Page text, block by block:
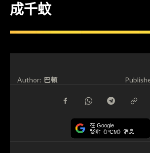
成千蚊
Author: 巴頓
在 Google
緊貼《PCM》消息